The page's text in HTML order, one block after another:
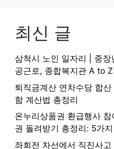
최신 글
삼척시 노인 일자리 | 중
공근로, 종합복지관 A to
퇴직금계산 연차수당 합
함 계산법 총정리
온누리상품권 환급행사
권 돌려받기 총정리: 5가
좌회전 차선에서 직진사